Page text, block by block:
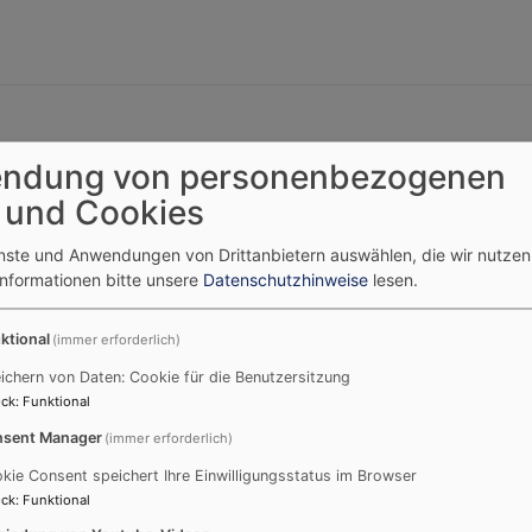
wieder Sommerfestzeit!
uns bei hoffentlich schönem Wetter ein buntes
. Und
einen
mit, das erleichtert die
von personenbezogenen
Cookies
und Anwendungen von Drittanbietern auswählen, die wir nutzen
bitte unsere Datenschutzhinweise lesen.
(immer erforderlich)
von Daten: Cookie für die Benutzersitzung
: Funktional
Manager (immer erforderlich)
Consent speichert Ihre Einwilligungsstatus im Browser
: Funktional